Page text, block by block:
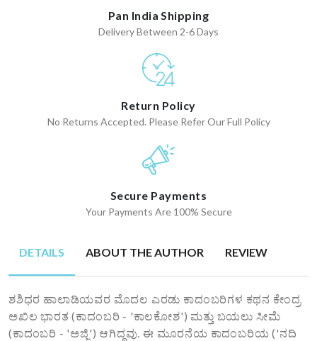
Pan India Shipping
Delivery Between 2-6 Days
Return Policy
No Returns Accepted. Please Refer Our Full Policy
Secure Payments
Your Payments Are 100% Secure
DETAILS ABOUT THE AUTHOR REVIEW
ಶಶಿಧರ ಹಾಲಾಡಿಯವರ ಮೊದಲ ಎರಡು ಕಾದಂಬರಿಗಳ ಕಥನ ಕೇಂದ್ರ
ಅಖಿಲ ಭಾರತ (ಕಾದಂಬರಿ - 'ಕಾಲಕೋಶ') ಮತ್ತು ಬಯಲು ಸೀಮೆ
(ಕಾದಂಬರಿ - 'ಅಜ್ಜಿ') ಆಗಿದ್ದವು. ಈ ಮೂರನೆಯ ಕಾದಂಬರಿಯ ('ನದಿ